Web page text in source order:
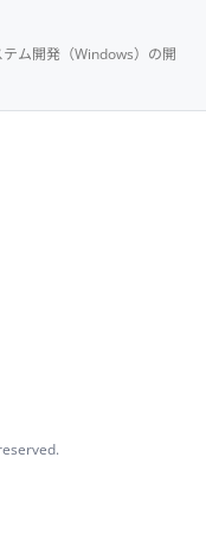
ム開発（Windows）の開